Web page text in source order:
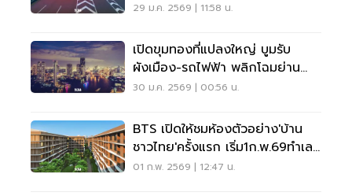
29 ม.ค. 2569 | 11:58 น.
เปิดขุมทองที่แปลงใหญ่ บูมรับ
ผังเมือง-รถไฟฟ้า พลิกโฉมย่าน
ธุรกิจใหม่
30 ม.ค. 2569 | 00:56 น.
BTS เปิดให้ชมห้องตัวอย่าง'บ้าน
ชาวไทย'ครั้งแรก เริ่ม1ก.พ.69ทำเล
01 ก.พ. 2569 | 12:47 น.